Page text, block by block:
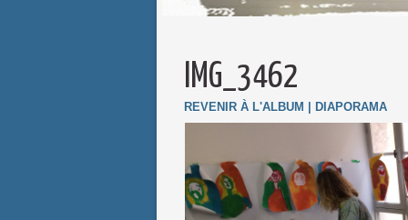
IMG_3462
REVENIR À L'ALBUM DIAPORAMA